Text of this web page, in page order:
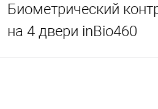
Биометрический
на 4 двери inBio460